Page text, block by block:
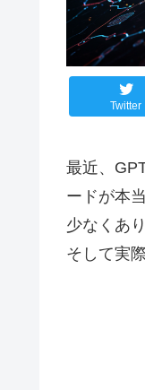
Twitter
最近、
ードが本
少なくあ
そして実